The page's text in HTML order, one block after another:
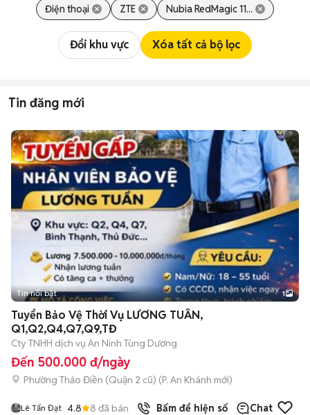
Điện thoại ZTE Nubia RedMagic 11...
Đổi khu vực Xóa tất cả bộ lọc
Tin đăng mới
Tin nổi bật 1
Tuyển Bảo Vệ Thời Vụ LƯƠNG TUẦN,
Q1,Q2,Q4,Q7,Q9,TĐ
Cty TNHH dịch vụ An Ninh Tùng Dương
Đến 500.000 đ/ngày
Phường Thảo Điền (Quận 2 cũ) (P. An Khánh mới)
Lê Tấn Đạt 4.8 8 đã bán Bấm để hiện số Chat